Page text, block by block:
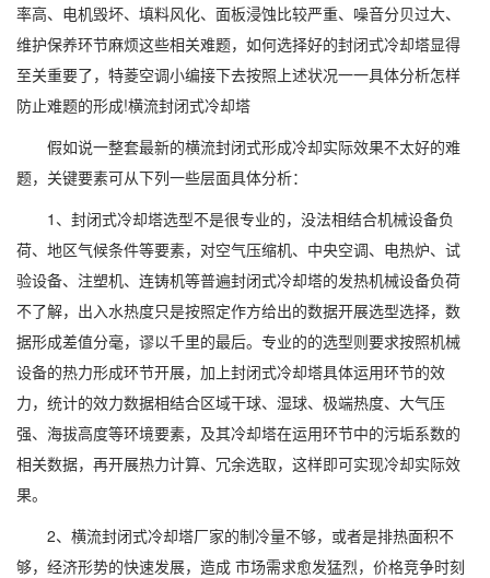
率高、电机毁坏、填料风化、面板浸蚀比较严重、噪音分贝过大、
维护保养环节麻烦这些相关难题，如何选择好的封闭式冷却塔显得
至关重要了，特菱空调小编接下去按照上述状况一一具体分析怎样
防止难题的形成!横流封闭式冷却塔
假如说一整套最新的横流封闭式形成冷却实际效果不太好的难
题，关键要素可从下列一些层面具体分析：
1、封闭式冷却塔选型不是很专业的，没法相结合机械设备负
荷、地区气候条件等要素，对空气压缩机、中央空调、电热炉、试
验设备、注塑机、连铸机等普遍封闭式冷却塔的发热机械设备负荷
不了解，出入水热度只是按照定作方给出的数据开展选型选择，数
据形成差值分毫，谬以千里的最后。专业的的选型则要求按照机械
设备的热力形成环节开展，加上封闭式冷却塔具体运用环节的效
力，统计的效力数据相结合区域干球、湿球、极端热度、大气压
强、海拔高度等环境要素，及其冷却塔在运用环节中的污垢系数的
相关数据，再开展热力计算、冗余选取，这样即可实现冷却实际效
果。
2、横流封闭式冷却塔厂家的制冷量不够，或者是排热面积不
够，经济形势的快速发展，造成 市场需求愈发猛烈，价格竞争时刻